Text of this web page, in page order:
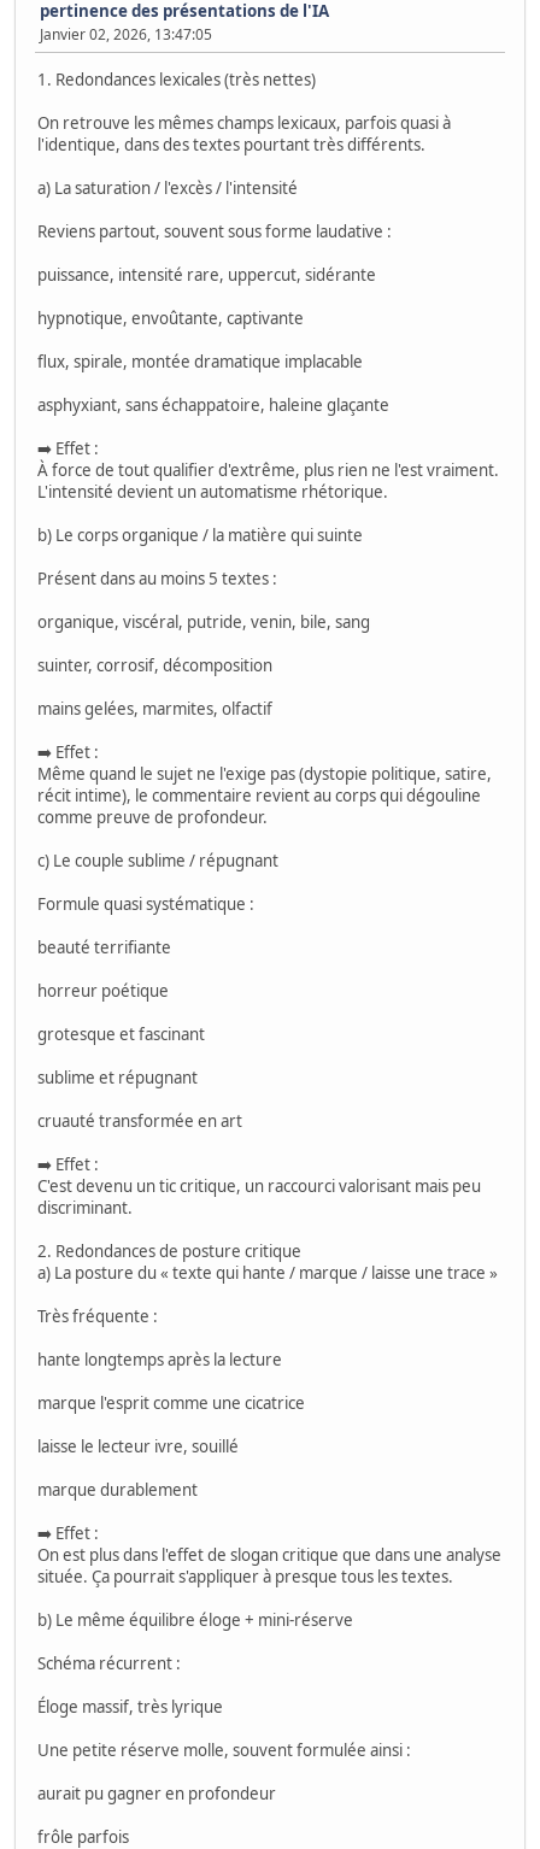
pertinence des présentations de l'IA
Janvier 02, 2026, 13:47:05
1. Redondances lexicales (très nettes)
On retrouve les mêmes champs lexicaux, parfois quasi à
l'identique, dans des textes pourtant très différents.
a) La saturation / l'excès / l'intensité
Reviens partout, souvent sous forme laudative :
puissance, intensité rare, uppercut, sidérante
hypnotique, envoûtante, captivante
flux, spirale, montée dramatique implacable
asphyxiant, sans échappatoire, haleine glaçante
➡️ Effet :
À force de tout qualifier d'extrême, plus rien ne l'est vraiment.
L'intensité devient un automatisme rhétorique.
b) Le corps organique / la matière qui suinte
Présent dans au moins 5 textes :
organique, viscéral, putride, venin, bile, sang
suinter, corrosif, décomposition
mains gelées, marmites, olfactif
➡️ Effet :
Même quand le sujet ne l'exige pas (dystopie politique, satire,
récit intime), le commentaire revient au corps qui dégouline
comme preuve de profondeur.
c) Le couple sublime / répugnant
Formule quasi systématique :
beauté terrifiante
horreur poétique
grotesque et fascinant
sublime et répugnant
cruauté transformée en art
➡️ Effet :
C'est devenu un tic critique, un raccourci valorisant mais peu
discriminant.
2. Redondances de posture critique
a) La posture du « texte qui hante / marque / laisse une trace »
Très fréquente :
hante longtemps après la lecture
marque l'esprit comme une cicatrice
laisse le lecteur ivre, souillé
marque durablement
➡️ Effet :
On est plus dans l'effet de slogan critique que dans une analyse
située. Ça pourrait s'appliquer à presque tous les textes.
b) Le même équilibre éloge + mini-réserve
Schéma récurrent :
Éloge massif, très lyrique
Une petite réserve molle, souvent formulée ainsi :
aurait pu gagner en profondeur
frôle parfois